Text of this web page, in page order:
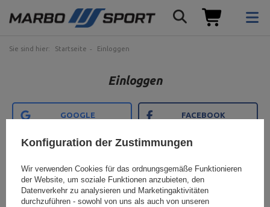
Sie sind hier: Startseite Einloggen
Einloggen
GOOGLE FACEBOOK
LINKEDIN APPLE
ODER
Konfiguration der Zustimmungen
Wir verwenden Cookies für das ordnungsgemäße Funktionieren
der Website, um soziale Funktionen anzubieten, den
Datenverkehr zu analysieren und Marketingaktivitäten
durchzuführen - sowohl von uns als auch von unseren